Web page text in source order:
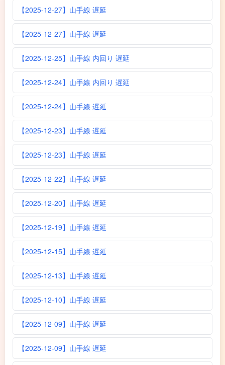
【2025-12-27】山手線 遅延
【2025-12-27】山手線 遅延
【2025-12-25】山手線 内回り 遅延
【2025-12-24】山手線 内回り 遅延
【2025-12-24】山手線 遅延
【2025-12-23】山手線 遅延
【2025-12-23】山手線 遅延
【2025-12-22】山手線 遅延
【2025-12-20】山手線 遅延
【2025-12-19】山手線 遅延
【2025-12-15】山手線 遅延
【2025-12-13】山手線 遅延
【2025-12-10】山手線 遅延
【2025-12-09】山手線 遅延
【2025-12-09】山手線 遅延